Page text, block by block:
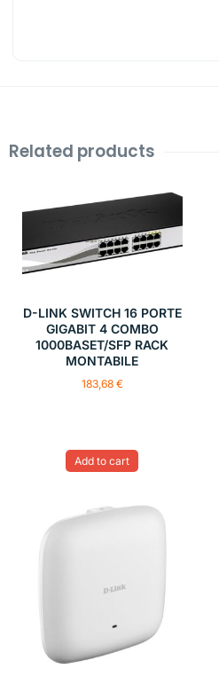
Related products
D-LINK SWITCH 16 PORTE
GIGABIT 4 COMBO
1000BASET/SFP RACK
MONTABILE
183,68 €
Add to cart